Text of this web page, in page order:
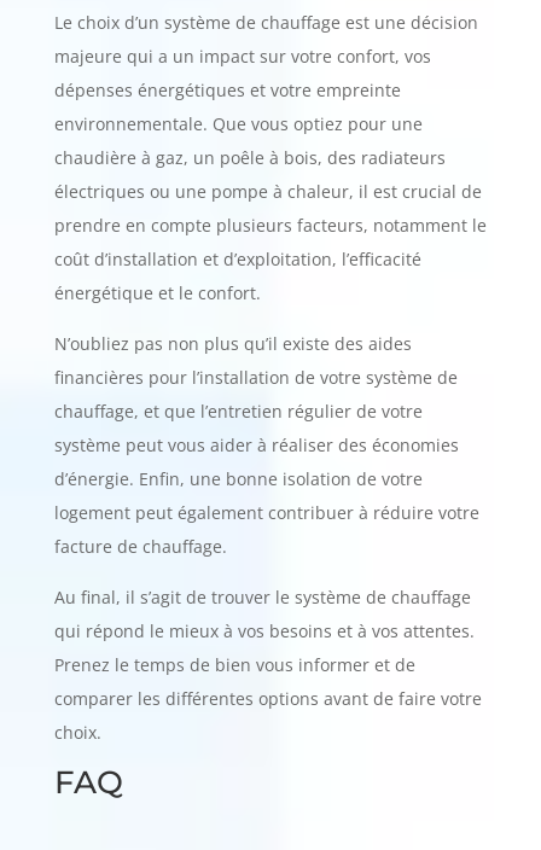
Le choix d’un système de chauffage est une décision
majeure qui a un impact sur votre confort, vos
dépenses énergétiques et votre empreinte
environnementale. Que vous optiez pour une
chaudière à gaz, un poêle à bois, des radiateurs
électriques ou une pompe à chaleur, il est crucial de
prendre en compte plusieurs facteurs, notamment le
coût d’installation et d’exploitation, l’efficacité
énergétique et le confort.
N’oubliez pas non plus qu’il existe des aides
financières pour l’installation de votre système de
chauffage, et que l’entretien régulier de votre
système peut vous aider à réaliser des économies
d’énergie. Enfin, une bonne isolation de votre
logement peut également contribuer à réduire votre
facture de chauffage.
Au final, il s’agit de trouver le système de chauffage
qui répond le mieux à vos besoins et à vos attentes.
Prenez le temps de bien vous informer et de
comparer les différentes options avant de faire votre
choix.
FAQ